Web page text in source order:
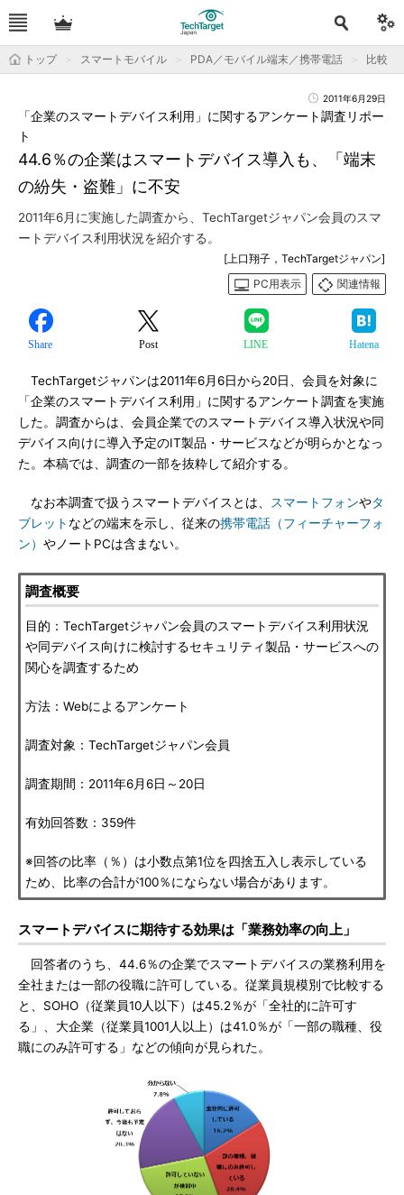
トップ スマートモバイル PDA／モバイル端末／携帯電話 比較
2011年6月29日
44.6％の企業はスマートデバイス導入も、「端末
の紛失・盗難」に不安
「企業のスマートデバイス利用」に関するアンケート調査リポー
ト
2011年6月に実施した調査から、TechTargetジャパン会員のスマ
ートデバイス利用状況を紹介する。
[上口翔子，TechTargetジャパン]
PC用表示
関連情報
Share Post LINE Hatena
TechTargetジャパンは2011年6月6日から20日、会員を対象に
「企業のスマートデバイス利用」に関するアンケート調査を実施
した。調査からは、会員企業でのスマートデバイス導入状況や同
デバイス向けに導入予定のIT製品・サービスなどが明らかとなっ
た。本稿では、調査の一部を抜粋して紹介する。
なお本調査で扱うスマートデバイスとは、 スマートフォンやタ
ブレット などの端末を示し、従来の携帯電話（フィーチャーフォ
ン） やノートPCは含まない。
調査概要
目的：TechTargetジャパン会員のスマートデバイス利用状況
や同デバイス向けに検討するセキュリティ製品・サービスへの
関心を調査するため
方法：Webによるアンケート
調査対象：TechTargetジャパン会員
調査期間：2011年6月6日～20日
有効回答数：359件
※回答の比率（％）は小数点第1位を四捨五入し表示している
ため、比率の合計が100％にならない場合があります。
スマートデバイスに期待する効果は「業務効率の向上」
回答者のうち、44.6％の企業でスマートデバイスの業務利用を
全社または一部の役職に許可している。従業員規模別で比較する
と、SOHO（従業員10人以下）は45.2％が「全社的に許可す
る」、大企業（従業員1001人以上）は41.0％が「一部の職種、役
職にのみ許可する」などの傾向が見られた。